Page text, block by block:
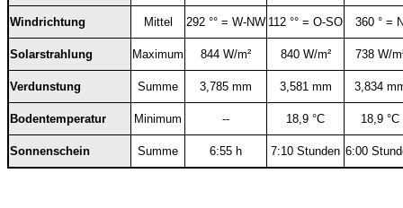
Windrichtung Mittel 292 °° = W-NW 112 °° = O-SO 360 ° =
Solarstrahlung Maximum 844 W/m² 840 W/m² 738 W/
Verdunstung Summe 3,785 mm 3,581 mm 3,834
Bodentemperatur Minimum -- 18,9 °C 18,9 °C
Sonnenschein Summe 6:55 h 7:10 Stunden 6:00